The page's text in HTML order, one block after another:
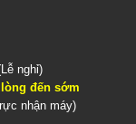
nghỉ)
đến sớm
nhận máy)